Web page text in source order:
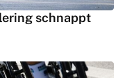
schnappt